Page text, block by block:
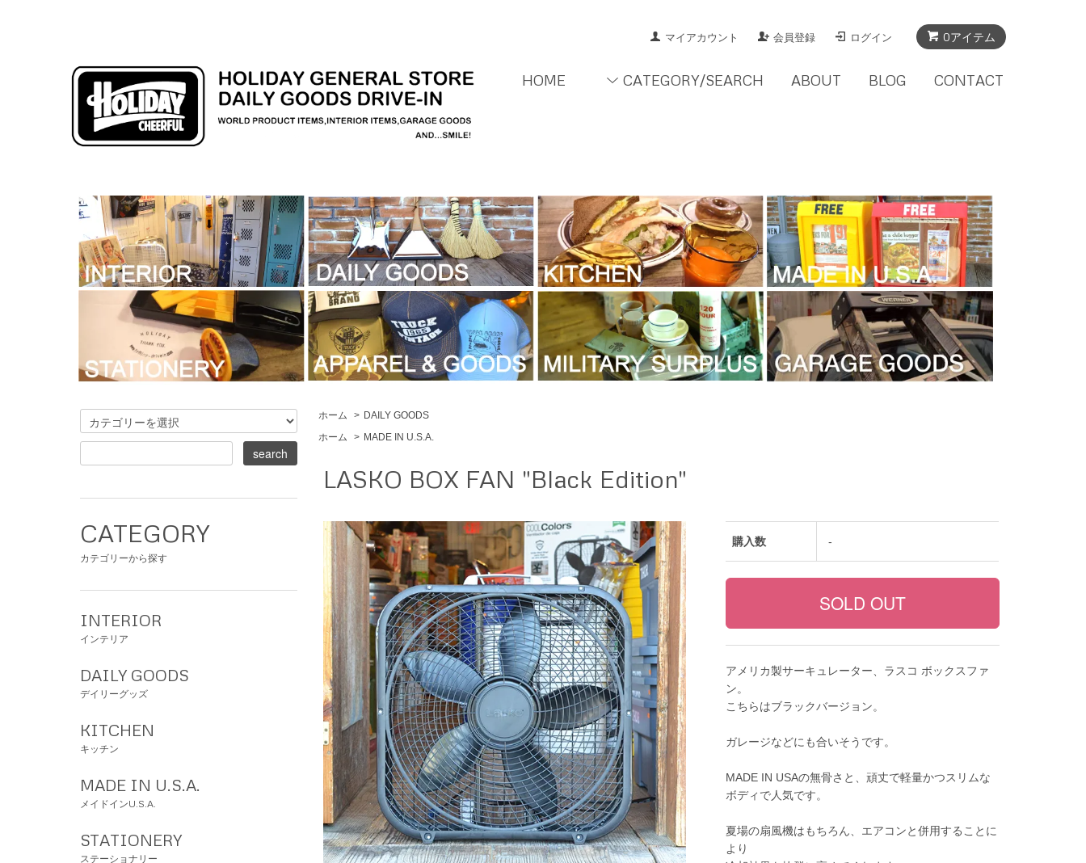
0アイテム
マイアカウント 会員登録 ログイン
HOME CATEGORY/SEARCH ABOUT BLOG CONTACT
ホーム > DAILY GOODS
ホーム
> MADE IN U.S.A.
LASKO BOX FAN "Black Edition"
購入数 -
アメリカ製サーキュレーター、ラスコ ボックスファ
ン。
こちらはブラックバージョン。
ガレージなどにも合いそうです。
MADE IN USAの無骨さと、頑丈で軽量かつスリムな
ボディで人気です。
夏場の扇風機はもちろん、エアコンと併用することに
より
CATEGORY
カテゴリーから探す
INTERIOR
インテリア
DAILY GOODS
デイリーグッズ
KITCHEN
キッチン
MADE IN U.S.A.
メイドインU.S.A.
STATIONERY
ステーショナリー